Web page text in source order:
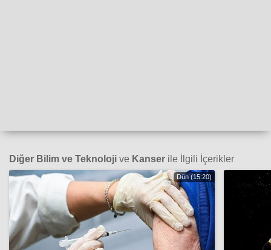
Diğer Bilim ve Teknoloji ve Kanser ile İlgili İçerikler
Dün (15:20)